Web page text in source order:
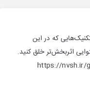
که در این
اثربخش‌تر خلق کنید.